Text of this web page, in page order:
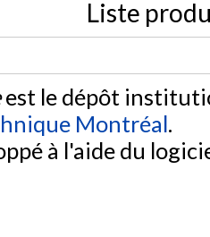
Liste
est le dépôt
Montréal.
à l'aide du